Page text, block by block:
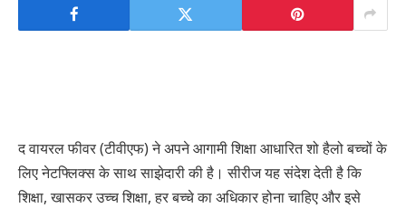
द वायरल फीवर (टीवीएफ) ने अपने आगामी शिक्षा आधारित शो हैलो बच्चों के
लिए नेटफ्लिक्स के साथ साझेदारी की है। सीरीज यह संदेश देती है कि
शिक्षा, खासकर उच्च शिक्षा, हर बच्चे का अधिकार होना चाहिए और इसे